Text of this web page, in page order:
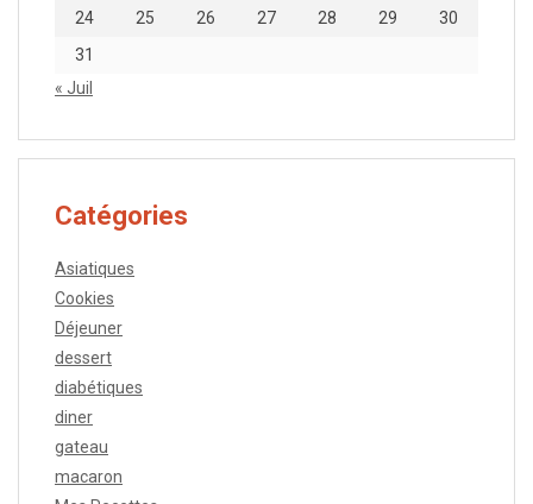
24
25 26 27 28 29
30
31
« Juil
Catégories
Asiatiques
Cookies
Déjeuner
dessert
diabétiques
diner
gateau
macaron